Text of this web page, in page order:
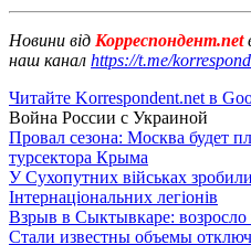
Новини від Корреспондент.net
наш канал https://t.me/
Читайте Korrespondent.net в
Война России с Украиной
Провал сезона: Москва будет
турсектора Крыма
У Сухопутних військах зробили
Інтернаціональних легіонів
Взрыв в Сыктывкаре: возросло
Стали известны объемы